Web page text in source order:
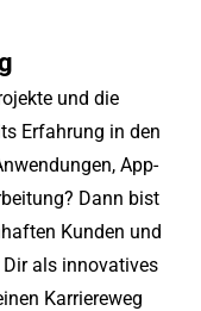
und die
Erfahrung in den
App-
Dann bist
Kunden und
als innovatives
Karriereweg